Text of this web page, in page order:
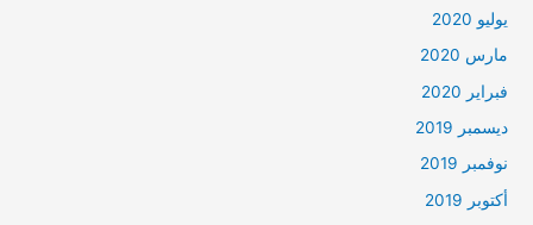
يوليو 2020
مارس 2020
فبراير 2020
ديسمبر 2019
نوفمبر 2019
أكتوبر 2019